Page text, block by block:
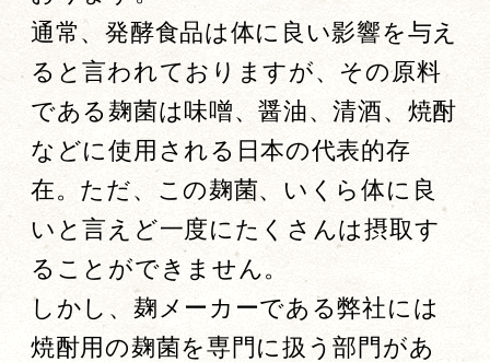
通常、発酵食品は体に良い影響を与え
ると言われておりますが、その原料
である麹菌は味噌、醤油、清酒、焼酎
などに使用される日本の代表的存
在。ただ、この麹菌、いくら体に良
いと言えど一度にたくさんは摂取す
ることができません。
しかし、麹メーカーである弊社には
焼酎用の麹菌を専門に扱う部門があ